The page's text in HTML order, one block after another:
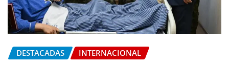
DESTACADAS INTERNACIONAL